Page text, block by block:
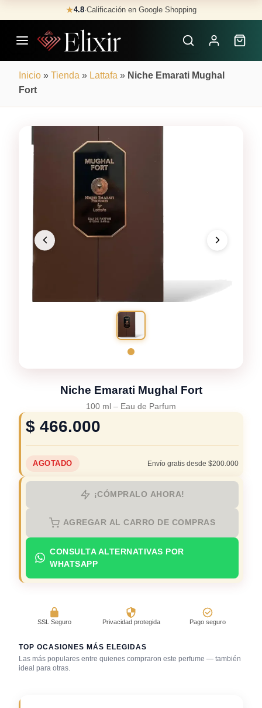
to
content
★4.8·Calificación en Google Shopping
Inicio » Tienda » Lattafa » Niche Emarati Mughal
Fort
Niche Emarati Mughal Fort
100 ml – Eau de Parfum
$ 466.000
AGOTADO Envío gratis desde $200.000
¡CÓMPRALO AHORA!
AGREGAR AL CARRO DE COMPRAS
CONSULTA ALTERNATIVAS POR
WHATSAPP
SSL Seguro Privacidad protegida Pago seguro
TOP OCASIONES MÁS ELEGIDAS
Las más populares entre quienes compraron este perfume — también
ideal para otras.
Bar / cocteles